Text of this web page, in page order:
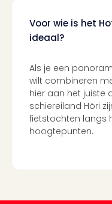
Voor wie is het
ideaal?
Als je een
wilt combineren
hier aan het juiste
schiereiland Höri
fietstochten langs
hoogtepunten.